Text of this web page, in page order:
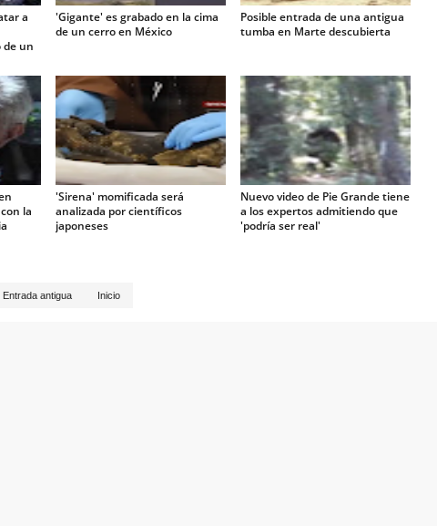
a
de un
'Gigante' es grabado en la cima
de un cerro en México
Posible entrada de una antigua
tumba en Marte descubierta
la
'Sirena' momificada será
analizada por científicos
japoneses
Nuevo video de Pie Grande tiene
a los expertos admitiendo que
'podría ser real'
Entrada antigua Inicio